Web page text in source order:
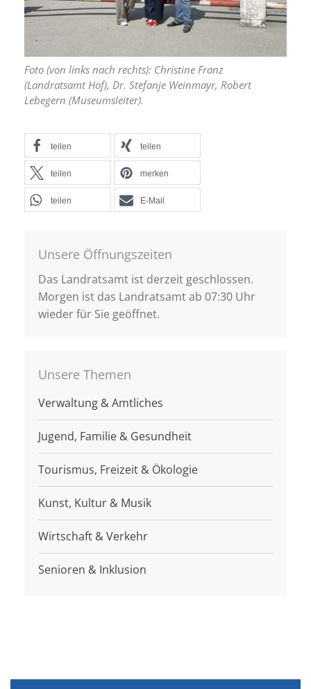
Foto (von links nach rechts): Christine Franz
(Landratsamt Hof), Dr. Stefanje Weinmayr, Robert
Lebegern (Museumsleiter).
teilen teilen
teilen merken
teilen E-Mail
Unsere Öffnungszeiten
Das Landratsamt ist derzeit geschlossen.
Morgen ist das Landratsamt ab 07:30 Uhr
wieder für Sie geöffnet.
Unsere Themen
Verwaltung & Amtliches
Jugend, Familie & Gesundheit
Tourismus, Freizeit & Ökologie
Kunst, Kultur & Musik
Wirtschaft & Verkehr
Senioren & Inklusion